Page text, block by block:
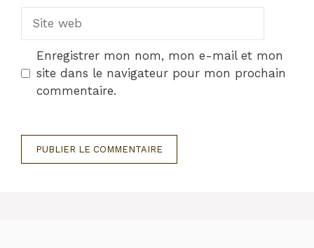
web
Enregistrer mon nom, mon e-mail et mon
site dans le navigateur pour mon prochain
commentaire.